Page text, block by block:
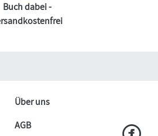
Buch dabei -
Über uns
AGB